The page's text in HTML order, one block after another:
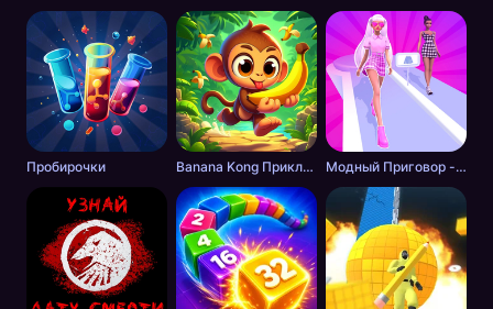
Пробирочки Banana Kong Приключение Модный Приговор - Одевалки для Девочек